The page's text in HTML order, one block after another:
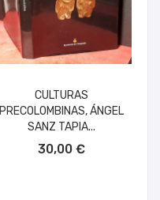
CULTURAS
PRECOLOMBINAS, ÁNGEL
SANZ TAPIA...
30,00 €